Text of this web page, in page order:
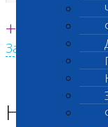
Единая круглосуточная
+7 495 260
Заказать звонок
Главная страница
Новости